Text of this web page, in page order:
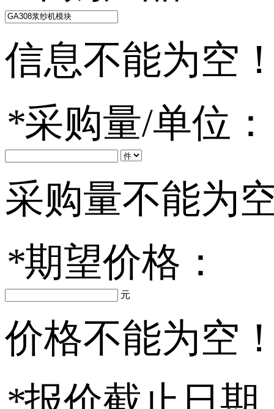
信息不能为空
*采购量/单位：
采购量不能为
*期望价格：
元
价格不能为空